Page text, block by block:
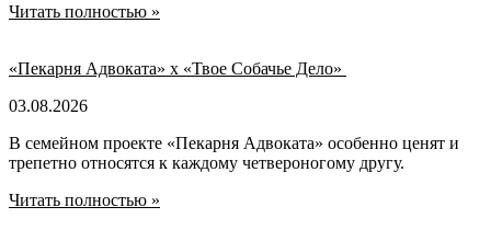
Читать полностью »
«Пекарня Адвоката» х «Твое Собачье Дело»
03.08.2026
В семейном проекте «Пекарня Адвоката» особенно ценят и
трепетно относятся к каждому четвероногому другу.
Читать полностью »